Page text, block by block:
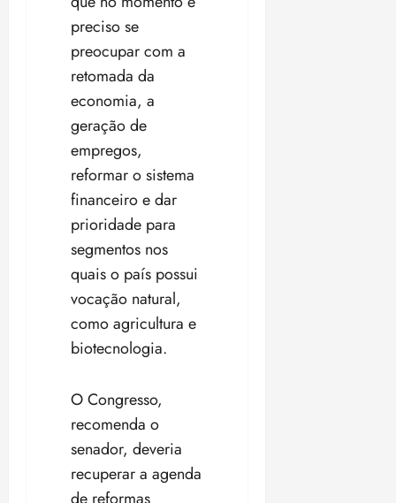
preciso se
preocupar com a
retomada da
economia, a
geração de
empregos,
reformar o sistema
financeiro e dar
prioridade para
segmentos nos
quais o país possui
vocação natural,
como agricultura e
biotecnologia.
O Congresso,
recomenda o
senador, deveria
recuperar a agenda
de reformas